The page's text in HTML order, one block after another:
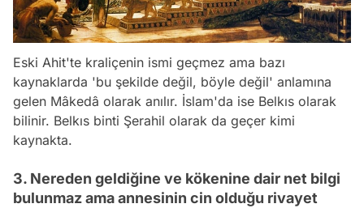
Eski Ahit'te kraliçenin ismi geçmez ama bazı
kaynaklarda 'bu şekilde değil, böyle değil' anlamına
gelen Mâkedâ olarak anılır. İslam'da ise Belkıs olarak
bilinir. Belkıs binti Şerahil olarak da geçer kimi
kaynakta.
3. Nereden geldiğine ve kökenine dair net bilgi
bulunmaz ama annesinin cin olduğu rivayet